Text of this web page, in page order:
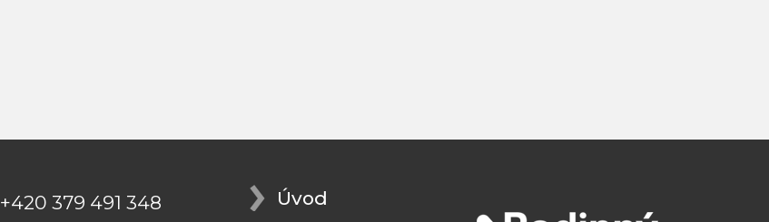
+420 379 491 348 Úvod